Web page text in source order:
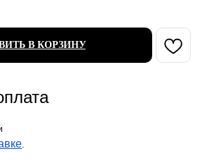
В КОРЗИНУ
.